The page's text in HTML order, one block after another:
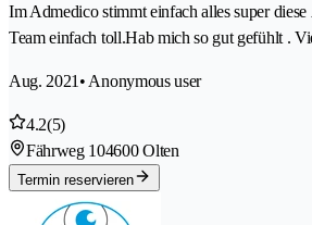
Im Admedico stimmt einfach alles super
Team einfach toll.Hab mich so gut gefühlt .
Aug. 2021 • Anonymous user
4.2(5)
Fährweg 104600 Olten
Termin reservieren